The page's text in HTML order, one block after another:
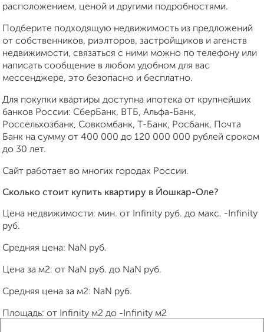
расположением, ценой и другими подробностями.
Подберите подходящую недвижимость из предложений
от собственников, риэлторов, застройщиков и агенств
недвижимости, связаться с ними можно по телефону или
написать сообщение в любом удобном для вас
мессенджере, это безопасно и бесплатно.
Для покупки квартиры доступна ипотека от крупнейших
банков России: СберБанк, ВТБ, Альфа-Банк,
Россельхозбанк, Совкомбанк, Т-Банк, Росбанк, Почта
Банк на сумму от 400 000 до 120 000 000 рублей сроком
до 30 лет.
Сайт работает во многих городах России.
Сколько стоит купить квартиру в Йошкар-Оле?
Цена недвижимости: мин. от Infinity руб. до макс. -Infinity
руб.
Средняя цена: NaN руб.
Цена за м2: от NaN руб. до NaN руб.
Средняя цена за м2: NaN руб.
Площадь: от Infinity м2 до -Infinity м2